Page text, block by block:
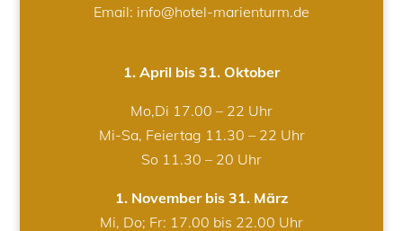
Email: info@hotel-marienturm.de
1. April bis 31. Oktober
Mo,Di 17.00 – 22 Uhr
Mi-Sa, Feiertag 11.30 – 22 Uhr
So 11.30 – 20 Uhr
1. November bis 31. März
Mi, Do; Fr: 17.00 bis 22.00 Uhr